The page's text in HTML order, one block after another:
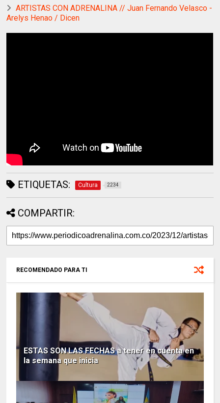
ARTISTAS CON ADRENALINA // Juan Fernando Velasco -
Arelys Henao / Dicen
ETIQUETAS: Cultura 2234
COMPARTIR:
RECOMENDADO PARA TI
ESTAS SON LAS FECHAS a tener en cuenta en
la semana que inicia